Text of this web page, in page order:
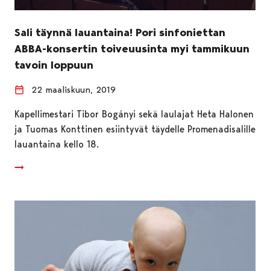
Sali täynnä lauantaina! Pori sinfoniettan
ABBA-konsertin toiveuusinta myi tammikuun
tavoin loppuun
22 maaliskuun, 2019
Kapellimestari Tibor Bogányi sekä laulajat Heta Halonen
ja Tuomas Konttinen esiintyvät täydelle Promenadisalille
lauantaina kello 18.